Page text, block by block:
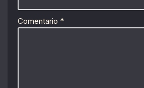
Comentario *